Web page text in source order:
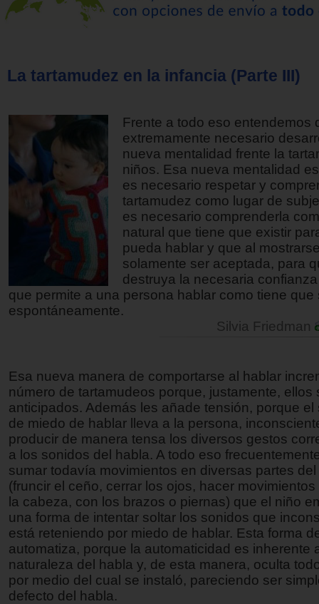
La tartamudez en la infancia (Parte III)
Frente a todo eso entendemos
extremamente necesario
nueva mentalidad frente la
niños. Esa nueva mentalidad
es necesario respetar y
tartamudez como lugar de
es necesario comprenderla
natural que tiene que existir
pueda hablar y que al
solamente ser aceptada, para
destruya la necesaria
que permite a una persona hablar como tiene que
espontáneamente.
Silvia Friedman
Esa nueva manera de comportarse al hablar
número de tartamudeos porque, justamente, ellos
anticipados. Además les añade tensión, porque el
de miedo de hablar lleva a la persona,
producir de manera tensa los diversos gestos
a los sonidos del habla. A todo eso
sumar todavía movimientos en diversas partes
(fruncir el ceño, cerrar los ojos, hacer
la cabeza, con los brazos o piernas) que el niño
una forma de intentar soltar los sonidos que
está reteniendo por miedo de hablar. Esta forma
automatiza, porque la automaticidad es inherente
naturaleza del habla y, de esta manera, oculta
por medio del cual se instaló, pareciendo ser
defecto del habla.